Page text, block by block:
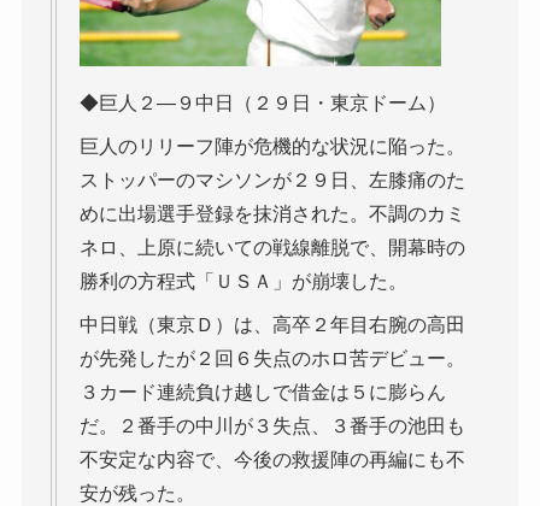
◆巨人２―９中日（２９日・東京ドーム）
巨人のリリーフ陣が危機的な状況に陥った。
ストッパーのマシソンが２９日、左膝痛のた
めに出場選手登録を抹消された。不調のカミ
ネロ、上原に続いての戦線離脱で、開幕時の
勝利の方程式「ＵＳＡ」が崩壊した。
中日戦（東京Ｄ）は、高卒２年目右腕の高田
が先発したが２回６失点のホロ苦デビュー。
３カード連続負け越しで借金は５に膨らん
だ。２番手の中川が３失点、３番手の池田も
不安定な内容で、今後の救援陣の再編にも不
安が残った。